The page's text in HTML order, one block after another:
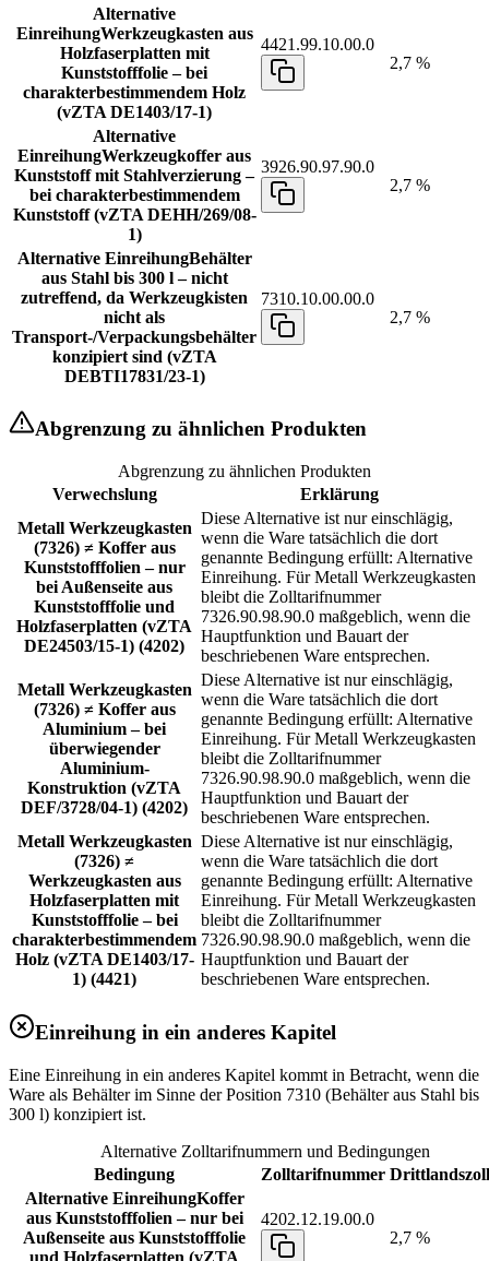
Alternative
EinreihungWerkzeugkasten aus
Holzfaserplatten mit
Kunststofffolie – bei
charakterbestimmendem Holz
(vZTA DE1403/17-1)
4421.99.10.00.0
2,7 %
Alternative
EinreihungWerkzeugkoffer aus
Kunststoff mit Stahlverzierung –
bei charakterbestimmendem
Kunststoff (vZTA DEHH/269/08-
1)
3926.90.97.90.0
2,7 %
Alternative EinreihungBehälter
aus Stahl bis 300 l – nicht
zutreffend, da Werkzeugkisten
nicht als
Transport-/Verpackungsbehälter
konzipiert sind (vZTA
DEBTI17831/23-1)
7310.10.00.00.0
2,7 %
Abgrenzung zu ähnlichen Produkten
Abgrenzung zu ähnlichen Produkten
Verwechslung
Erklärung
Metall Werkzeugkasten
(7326) ≠ Koffer aus
Kunststofffolien – nur
bei Außenseite aus
Kunststofffolie und
Holzfaserplatten (vZTA
DE24503/15-1) (4202)
Diese Alternative ist nur einschlägig,
wenn die Ware tatsächlich die dort
genannte Bedingung erfüllt: Alternative
Einreihung. Für Metall Werkzeugkasten
bleibt die Zolltarifnummer
7326.90.98.90.0 maßgeblich, wenn die
Hauptfunktion und Bauart der
beschriebenen Ware entsprechen.
Metall Werkzeugkasten
(7326) ≠ Koffer aus
Aluminium – bei
überwiegender
Aluminium-
Konstruktion (vZTA
DEF/3728/04-1) (4202)
Diese Alternative ist nur einschlägig,
wenn die Ware tatsächlich die dort
genannte Bedingung erfüllt: Alternative
Einreihung. Für Metall Werkzeugkasten
bleibt die Zolltarifnummer
7326.90.98.90.0 maßgeblich, wenn die
Hauptfunktion und Bauart der
beschriebenen Ware entsprechen.
Metall Werkzeugkasten
(7326) ≠
Werkzeugkasten aus
Holzfaserplatten mit
Kunststofffolie – bei
charakterbestimmendem
Holz (vZTA DE1403/17-
1) (4421)
Diese Alternative ist nur einschlägig,
wenn die Ware tatsächlich die dort
genannte Bedingung erfüllt: Alternative
Einreihung. Für Metall Werkzeugkasten
bleibt die Zolltarifnummer
7326.90.98.90.0 maßgeblich, wenn die
Hauptfunktion und Bauart der
beschriebenen Ware entsprechen.
Einreihung in ein anderes Kapitel
Eine Einreihung in ein anderes Kapitel kommt in Betracht, wenn die
Ware als Behälter im Sinne der Position 7310 (Behälter aus Stahl bis
300 l) konzipiert ist.
Alternative Zolltarifnummern und Bedingungen
Bedingung
Zolltarifnummer
Alternative EinreihungKoffer
aus Kunststofffolien – nur bei
Außenseite aus Kunststofffolie
und Holzfaserplatten (vZTA
4202.12.19.00.0
2,7 %